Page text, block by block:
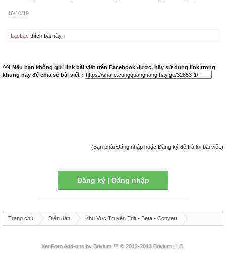
16/10/19
LạcLạc thích bài này.
^^! Nếu bạn không gửi link bài viết trên Facebook được, hãy sử dụng link trong
khung này để chia sẻ bài viết :
(Bạn phải Đăng nhập hoặc Đăng ký để trả lời bài viết.)
Đăng ký | Đăng nhập
Trang chủ Diễn đàn Khu Vực Truyện Edit - Beta - Convert
XenForo Add-ons by Brivium ™ © 2012-2013 Brivium LLC.